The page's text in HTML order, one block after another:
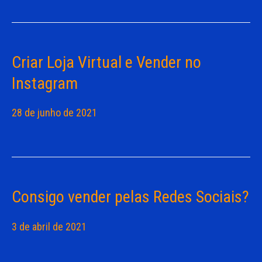
Criar Loja Virtual e Vender no
Instagram
28 de junho de 2021
Consigo vender pelas Redes Sociais?
3 de abril de 2021